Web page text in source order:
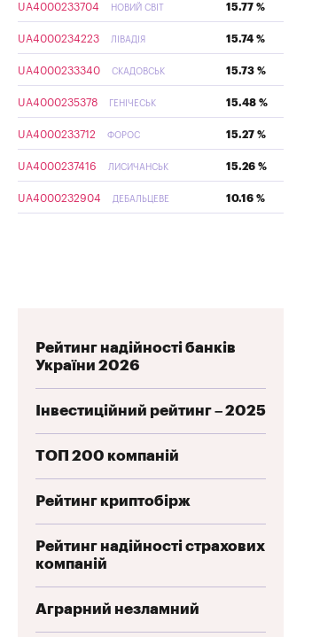
UA4000233704 НОВИЙ СВІТ 15.77 %
UA4000234223 ЛІВАДІЯ 15.74 %
UA4000233340 СКАДОВСЬК 15.73 %
UA4000235378 ГЕНІЧЕСЬК 15.48 %
UA4000233712 ФОРОС 15.27 %
UA4000237416 ЛИСИЧАНСЬК 15.26 %
UA4000232904 ДЕБАЛЬЦЕВЕ 10.16 %
Рейтинг надійності банків
України 2026
Інвестиційний рейтинг – 2025
ТОП 200 компаній
Рейтинг криптобірж
Рейтинг надійності страхових
компаній
Аграрний незламний